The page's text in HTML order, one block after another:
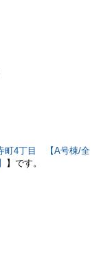
町4丁目 【A号棟/全
】です。